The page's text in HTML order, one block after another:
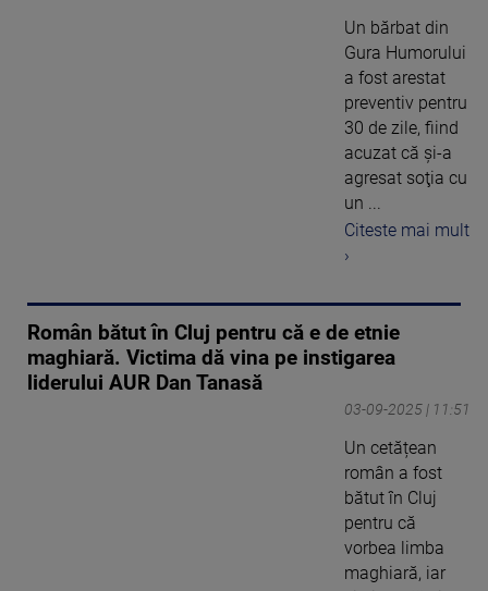
Un bărbat din
Gura Humorului
a fost arestat
preventiv pentru
30 de zile, fiind
acuzat că şi-a
agresat soţia cu
un ...
Citeste mai mult
›
Român bătut în Cluj pentru că e de etnie
maghiară. Victima dă vina pe instigarea
liderului AUR Dan Tanasă
03-09-2025 | 11:51
Un cetățean
român a fost
bătut în Cluj
pentru că
vorbea limba
maghiară, iar